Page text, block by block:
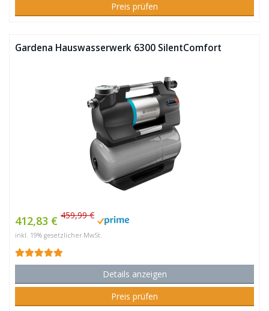
Preis prüfen
Gardena Hauswasserwerk 6300 SilentComfort
412,83 € 459,99 €
inkl. 19% gesetzlicher MwSt.
Details anzeigen
Preis prüfen